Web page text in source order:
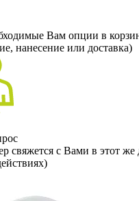
Вам опции в
нанесение или доставка)
свяжется с Вами в этот же